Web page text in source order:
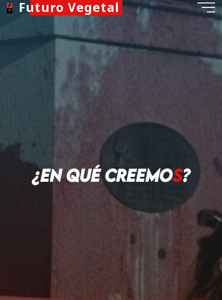
Futuro Vegetal
¿En qué creemos?